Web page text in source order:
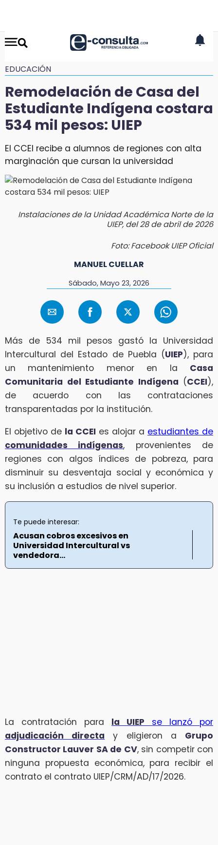
EDUCACIÓN
Remodelación de Casa del
Estudiante Indígena costara
534 mil pesos: UIEP
El CCEI recibe a alumnos de regiones con alta
marginación que cursan la universidad
Instalaciones de la Unidad Académica Norte de la
UIEP, del 28 de abril de 2026
Foto: Facebook UIEP Oficial
MANUEL CUELLAR
Sábado, Mayo 23, 2026
Más de 534 mil pesos gastó la Universidad
Intercultural del Estado de Puebla (UIEP), para
un mantenimiento menor en la Casa
Comunitaria del Estudiante Indígena (CCEI),
de acuerdo con las contrataciones
transparentadas por la institución.
El objetivo de la CCEI es alojar a estudiantes de
comunidades indígenas, provenientes de
regiones con algos índices de pobreza, para
disminuir su desventaja social y económica y
su inclusión a estudios de nivel superior.
Te puede interesar:
Acusan cobros excesivos en
Universidad Intercultural vs
vendedora...
La contratación para la UIEP se lanzó por
adjudicación directa y eligieron a Grupo
Constructor Lauver SA de CV, sin competir con
ninguna propuesta económica, para recibir el
contrato el contrato UIEP/CRM/AD/17/2026.